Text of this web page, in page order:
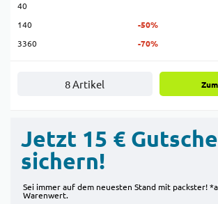
40
140
-50%
3360
-70%
8 Artikel
Jetzt 15 €
sichern!
Sei immer auf dem neuesten Stand mit packster!
Warenwert.